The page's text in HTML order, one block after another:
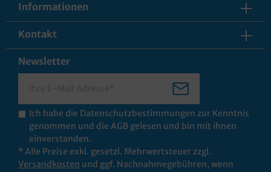
Informationen
Kontakt
Newsletter
Ich habe die Datenschutzbestimmungen zur Kenntnis
genommen und die AGB gelesen und bin mit ihnen
einverstanden.
* Alle Preise exkl. gesetzl. Mehrwertsteuer zzgl.
Versandkosten und ggf. Nachnahmegebühren, wenn